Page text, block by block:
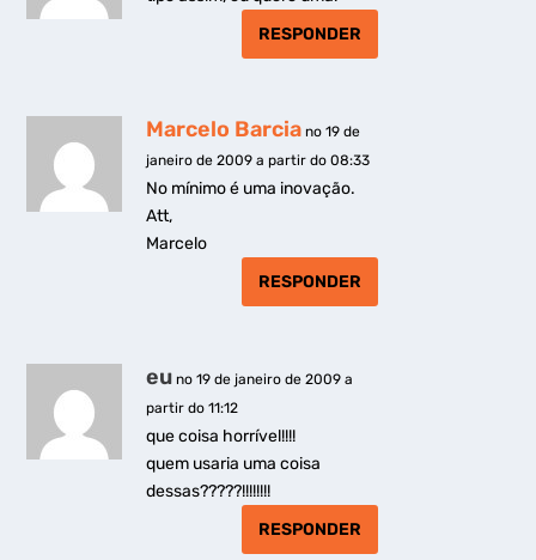
RESPONDER
Marcelo Barcia no 19 de
janeiro de 2009 a partir do 08:33
No mínimo é uma inovação.
Att,
Marcelo
RESPONDER
eu no 19 de janeiro de 2009 a
partir do 11:12
que coisa horrível!!!!
quem usaria uma coisa
dessas?????!!!!!!!!
RESPONDER